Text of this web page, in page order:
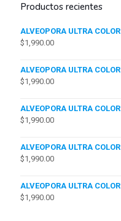
Productos recientes
ALVEOPORA ULTRA COLOR
$1,990.00
ALVEOPORA ULTRA COLOR
$1,990.00
ALVEOPORA ULTRA COLOR
$1,990.00
ALVEOPORA ULTRA COLOR
$1,990.00
ALVEOPORA ULTRA COLOR
$1,990.00